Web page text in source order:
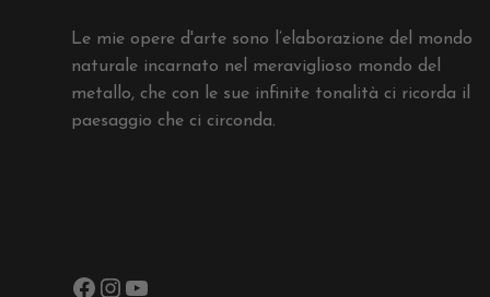
Le mie opere d'arte sono l’elaborazione del mondo
naturale incarnato nel meraviglioso mondo del
metallo, che con le sue infinite tonalità ci ricorda il
paesaggio che ci circonda.
Facebook
Instagram
YouTube